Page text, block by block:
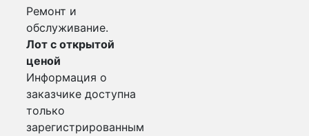
Ремонт и
обслуживание.
Лот с открытой
ценой
Информация о
заказчике доступна
только
зарегистрированным